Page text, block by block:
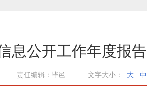
息公开工作年度报告
责任编辑：毕邑 文字大小： 大 中